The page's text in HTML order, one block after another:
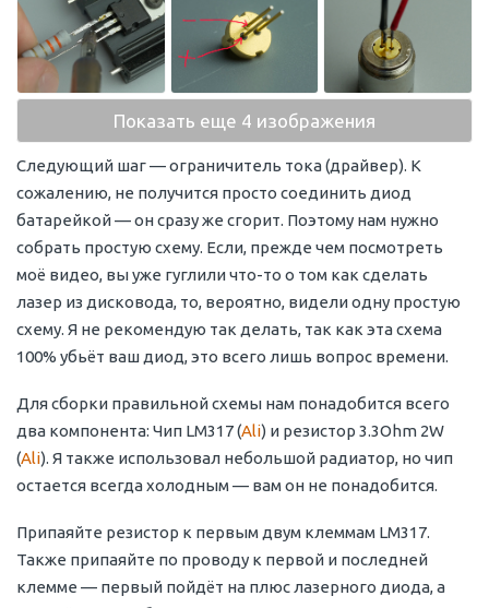
Показать еще 4 изображения
Следующий шаг — ограничитель тока (драйвер). К
сожалению, не получится просто соединить диод
батарейкой — он сразу же сгорит. Поэтому нам нужно
собрать простую схему. Если, прежде чем посмотреть
моё видео, вы уже гуглили что-то о том как сделать
лазер из дисковода, то, вероятно, видели одну простую
схему. Я не рекомендую так делать, так как эта схема
100% убьёт ваш диод, это всего лишь вопрос времени.
Для сборки правильной схемы нам понадобится всего
два компонента: Чип LM317 (Ali) и резистор 3.3Ohm 2W
(Ali). Я также использовал небольшой радиатор, но чип
остается всегда холодным — вам он не понадобится.
Припаяйте резистор к первым двум клеммам LM317.
Также припаяйте по проводу к первой и последней
клемме — первый пойдёт на плюс лазерного диода, а